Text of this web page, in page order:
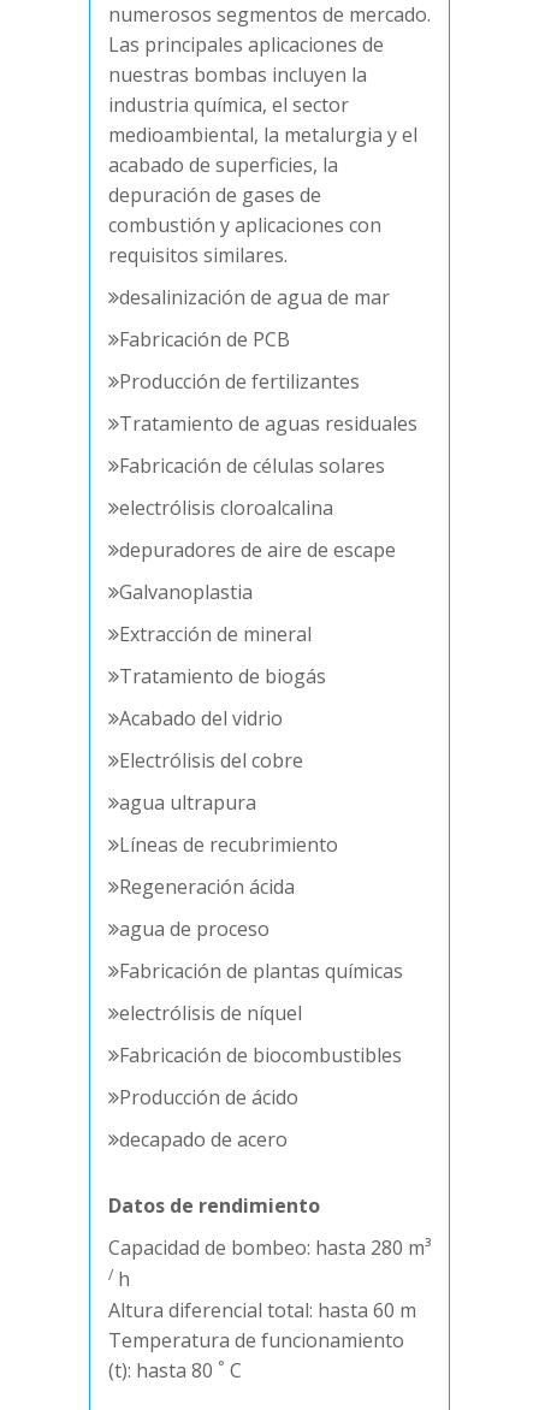
numerosos segmentos de mercado.
Las principales aplicaciones de
nuestras bombas incluyen la
industria química, el sector
medioambiental, la metalurgia y el
acabado de superficies, la
depuración de gases de
combustión y aplicaciones con
requisitos similares.
desalinización de agua de mar
Fabricación de PCB
Producción de fertilizantes
Tratamiento de aguas residuales
Fabricación de células solares
electrólisis cloroalcalina
depuradores de aire de escape
Galvanoplastia
Extracción de mineral
Tratamiento de biogás
Acabado del vidrio
Electrólisis del cobre
agua ultrapura
Líneas de recubrimiento
Regeneración ácida
agua de proceso
Fabricación de plantas químicas
electrólisis de níquel
Fabricación de biocombustibles
Producción de ácido
decapado de acero
Datos de rendimiento
Capacidad de bombeo: hasta 280 m³
/ h
Altura diferencial total: hasta 60 m
Temperatura de funcionamiento
(t): hasta 80 ° C